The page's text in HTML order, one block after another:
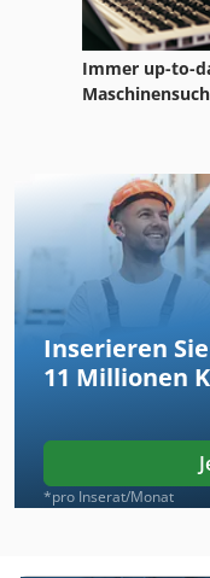
Immer up-to-
Inserieren
11 Millionen
*pro Inserat/Monat